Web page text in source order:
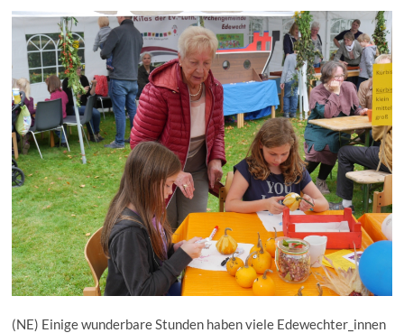
(NE) Einige wunderbare Stunden haben viele Edewechter_innen